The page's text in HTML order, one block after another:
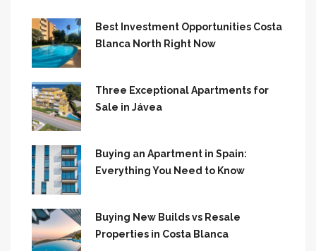
Best Investment Opportunities Costa
Blanca North Right Now
Three Exceptional Apartments for
Sale in Jávea
Buying an Apartment in Spain:
Everything You Need to Know
Buying New Builds vs Resale
Properties in Costa Blanca